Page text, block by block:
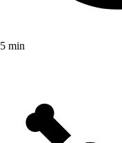
5 min